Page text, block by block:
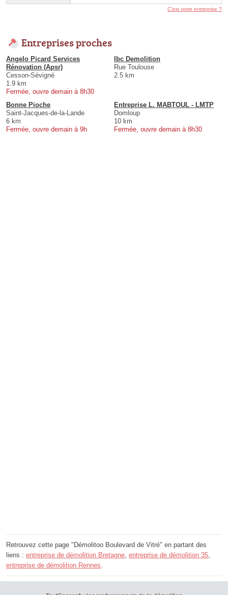
C'est votre entreprise ?
Entreprises proches
Angelo Picard Services
Rénovation (Apsr)
Cesson-Sévigné
1.9 km
Fermée, ouvre demain à 8h30
Ibc Demolition
Rue Toulouse
2.5 km
Bonne Pioche
Saint-Jacques-de-la-Lande
6 km
Fermée, ouvre demain à 9h
Entreprise L. MABTOUL - LMTP
Domloup
10 km
Fermée, ouvre demain à 8h30
Retrouvez cette page "Démolitoo Boulevard de Vitré" en partant des
liens : entreprise de démolition Bretagne entreprise de démolition 35
entreprise de démolition Rennes